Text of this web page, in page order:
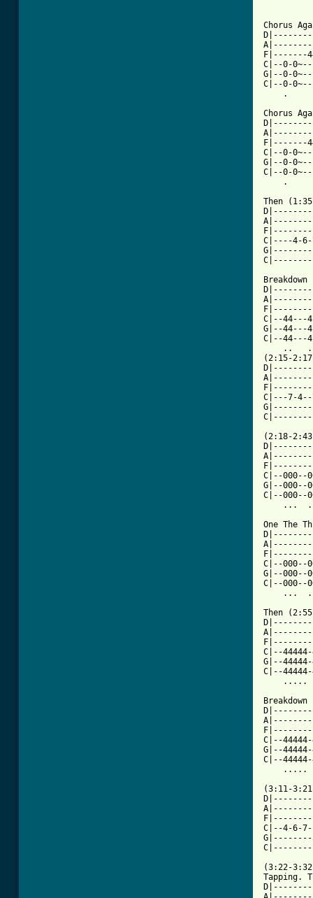
Chorus
F|-------
C|--0-
G|--0-
C|--0-
.
Chorus
F|-------
C|--0-
G|--0-
C|--0-
.
Then
C|----4-
C|--44---
G|--44---
C|--44---
..
(2:15-
C|---7-
(2:18-
C|--000--
G|--
C|--
...
One The
C|--000--
G|--000--
C|--000--
...
Then
C|--
G|--
C|--
.....
C|--
G|--
C|--
.....
(3:11-
C|--4-6-
(3:22-
Tapping.